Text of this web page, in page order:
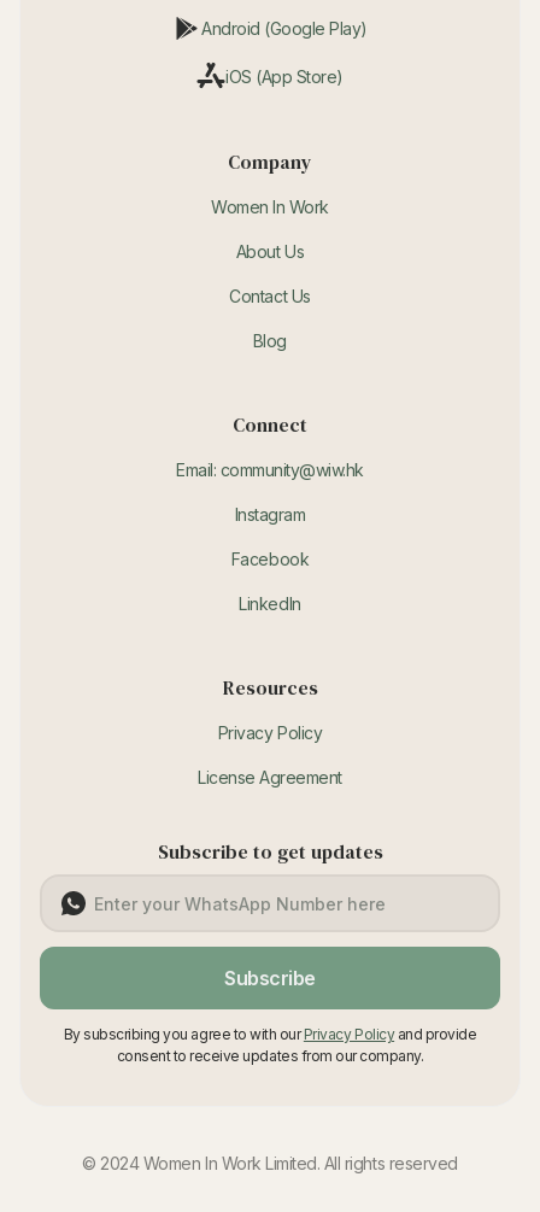
Android (Google Play)
iOS (App Store)
Company
Women In Work
About Us
Contact Us
Blog
Connect
Email: community@wiw.hk
Instagram
Facebook
LinkedIn
Resources
Privacy Policy
License Agreement
Subscribe to get updates
Subscribe
By subscribing you agree to with ourPrivacy Policyand provide
consent to receive updates from our company.
© 2024 Women In Work Limited. All rights reserved